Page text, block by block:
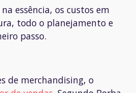
essência, os custos em
todo o planejamento e
passo.
de merchandising, o